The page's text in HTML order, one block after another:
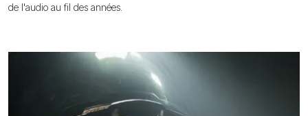
de l'audio au fil des années.